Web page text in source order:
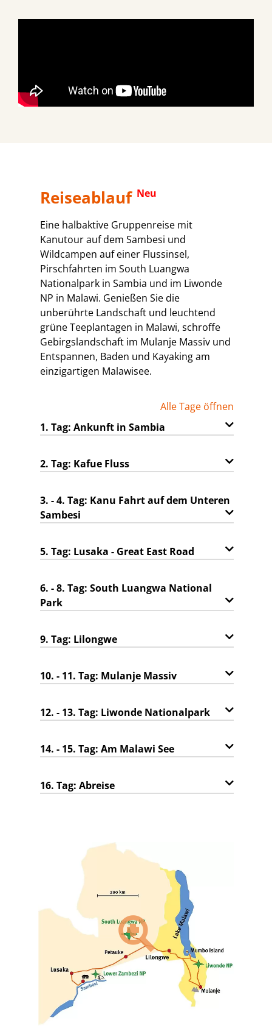
Reiseablauf Neu
Eine halbaktive Gruppenreise mit
Kanutour auf dem Sambesi und
Wildcampen auf einer Flussinsel,
Pirschfahrten im South Luangwa
Nationalpark in Sambia und im Liwonde
NP in Malawi. Genießen Sie die
unberührte Landschaft und leuchtend
grüne Teeplantagen in Malawi, schroffe
Gebirgslandschaft im Mulanje Massiv und
Entspannen, Baden und Kayaking am
einzigartigen Malawisee.
Alle Tage öffnen
1. Tag: Ankunft in Sambia
2. Tag: Kafue Fluss
3. - 4. Tag: Kanu Fahrt auf dem Unteren
Sambesi
5. Tag: Lusaka - Great East Road
6. - 8. Tag: South Luangwa National
Park
9. Tag: Lilongwe
10. - 11. Tag: Mulanje Massiv
12. - 13. Tag: Liwonde Nationalpark
14. - 15. Tag: Am Malawi See
16. Tag: Abreise